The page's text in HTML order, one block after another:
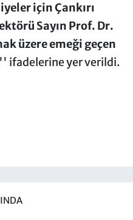
için Çankırı
Sayın Prof. Dr.
üzere emeği geçen
ifadelerine yer verildi.